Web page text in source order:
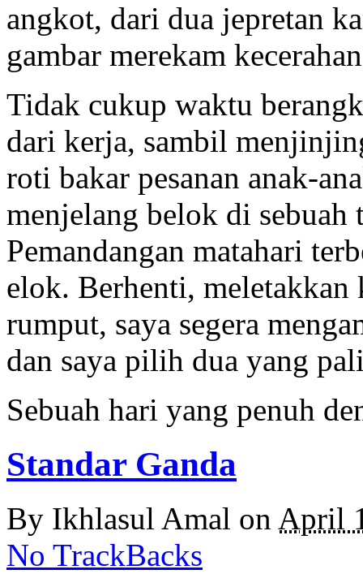
angkot, dari dua jepretan
gambar merekam
Tidak cukup waktu
dari kerja, sambil
roti bakar pesanan anak-
menjelang belok di sebuah
Pemandangan matahari
elok. Berhenti, meletakkan
rumput, saya segera
dan saya pilih dua yang
Sebuah hari yang penuh
Standar Ganda
By Ikhlasul Amal on April
No TrackBacks